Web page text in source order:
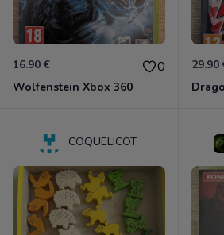
16.90 € 0
Wolfenstein Xbox 360
29.90
COQUELICOT